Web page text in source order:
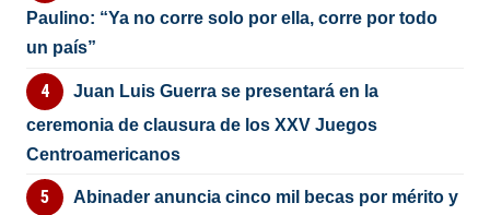
Paulino: “Ya no corre solo por ella, corre por todo
un país”
Juan Luis Guerra se presentará en la
ceremonia de clausura de los XXV Juegos
Centroamericanos
Abinader anuncia cinco mil becas por mérito y